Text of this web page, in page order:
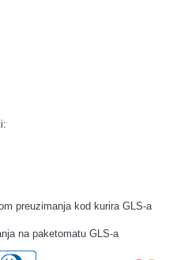
preuzimanja kod kurira GLS-a
na paketomatu GLS-a